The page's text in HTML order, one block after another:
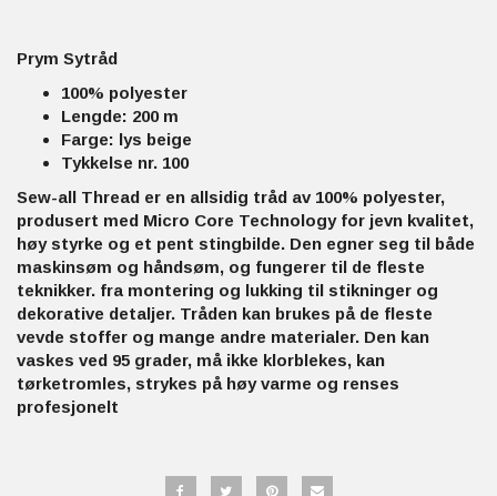
Prym Sytråd
100% polyester
Lengde: 200 m
Farge: lys beige
Tykkelse nr. 100
Sew-all Thread er en allsidig tråd av 100% polyester,
produsert med Micro Core Technology for jevn kvalitet,
høy styrke og et pent stingbilde. Den egner seg til både
maskinsøm og håndsøm, og fungerer til de fleste
teknikker. fra montering og lukking til stikninger og
dekorative detaljer. Tråden kan brukes på de fleste
vevde stoffer og mange andre materialer. Den kan
vaskes ved 95 grader, må ikke klorblekes, kan
tørketromles, strykes på høy varme og renses
profesjonelt